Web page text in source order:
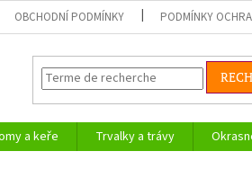
OBCHODNÍ PODMÍNKY PODMÍNKY
a keře Trvalky a trávy